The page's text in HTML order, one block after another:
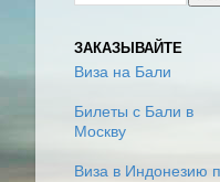
ЗАКАЗЫВАЙТЕ
Виза на Бали
Билеты с Бали в
Москву
Виза в Индонезию